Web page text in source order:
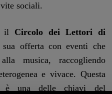
sociali.
il Circolo dei Lettori di
offerta con eventi che
musica, raccogliendo
e vivace. Questa
è una delle chiavi del